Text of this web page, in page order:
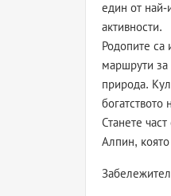
един от най-
активности.
Родопите са
маршрути за
природа.
богатството
Станете
Алпин,